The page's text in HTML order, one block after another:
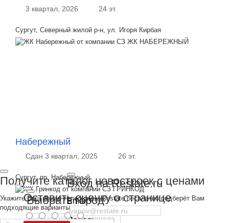
Выбрать город
Вход на Restate.ru
Email
Пароль
Получите каталог новостроек с ценами
Укажите Ваш номер телефона и Restate бесплатно подберёт Вам
подходящие варианты
3 квартал, 2026 24 эт.
Сургут, Северный жилой р-н, ул. Игоря Кирбая
Набережный
Сдан 3 квартал, 2025 26 эт.
Сургут, пр. Набережный
Оставить оценку о странице